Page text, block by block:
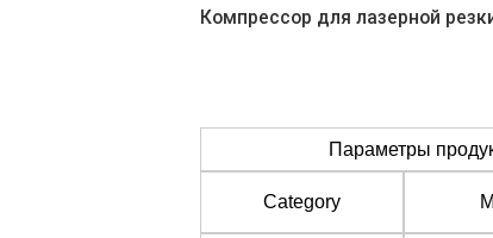
Компрессор для лазерной
Параметры
Category